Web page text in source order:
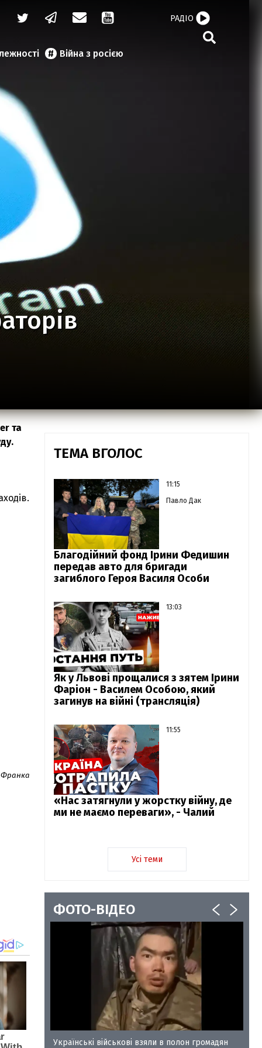
Війна з росією
РАДІО
та
Франка
ТЕМА ВГОЛОС
11:15
Павло Дак
Благодійний фонд Ірини Федишин
передав авто для бригади
загиблого Героя Василя Особи
13:03
Як у Львові прощалися з зятем Ірини
Фаріон - Василем Особою, який
загинув на війні (трансляція)
11:55
«Нас затягнули у жорстку війну, де
ми не маємо переваги», - Чалий
Усі теми
ФОТО-ВІДЕО
35
Українські військові взяли в полон громадян